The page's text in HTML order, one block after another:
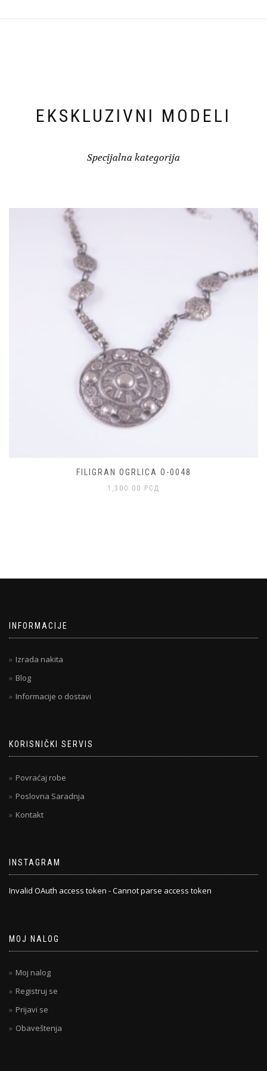
EKSKLUZIVNI MODELI
Specijalna kategorija
FILIGRAN OGRLICA O-0048
1,300.00 РСД
INFORMACIJE
Izrada nakita
Blog
Informacije o dostavi
KORISNIČKI SERVIS
Povraćaj robe
Poslovna Saradnja
Kontakt
INSTAGRAM
Invalid OAuth access token - Cannot parse access token
MOJ NALOG
Moj nalog
Registruj se
Prijavi se
Obaveštenja